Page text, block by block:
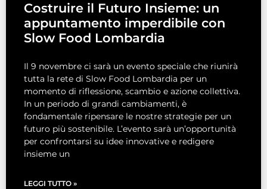
Costruire il Futuro Insieme: un
appuntamento imperdibile con
Slow Food Lombardia
Il 9 novembre ci sarà un evento speciale che riunirà
tutta la rete di Slow Food Lombardia per un
momento di riflessione, scambio e azione collettiva.
In un periodo di grandi cambiamenti, è
fondamentale ripensare le nostre strategie per un
futuro più sostenibile. L’evento sarà un’opportunità
per confrontarsi su idee innovative e redigere
insieme un
LEGGI TUTTO »